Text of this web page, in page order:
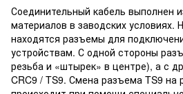
Соединительный кабель выполнен
материалов в заводских условиях.
находятся разъемы для
устройствам. С одной стороны
резьба и «штырек» в центре), а с
CRC9 / TS9. Смена разъема TS9 на